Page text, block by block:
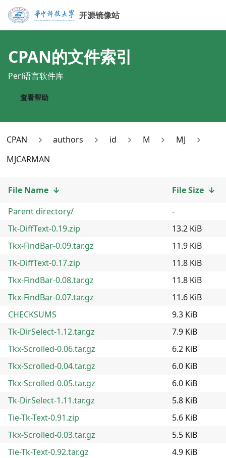
开源镜像站
CPAN的文件索引
Perl语言软件库
查看帮助
CPAN authors id M
MJ
MJCARMAN
File Name ↓ File Size ↓
Parent directory/
-
Tk-DiffText-0.19.zip
13.2 KiB
Tkx-FindBar-0.09.tar.gz
11.9 KiB
Tk-DiffText-0.17.zip
11.8 KiB
Tkx-FindBar-0.08.tar.gz
11.8 KiB
Tkx-FindBar-0.07.tar.gz
11.6 KiB
CHECKSUMS
9.3 KiB
Tk-DirSelect-1.12.tar.gz
7.9 KiB
Tkx-Scrolled-0.06.tar.gz
6.2 KiB
Tkx-Scrolled-0.04.tar.gz
6.0 KiB
Tkx-Scrolled-0.05.tar.gz
6.0 KiB
Tk-DirSelect-1.11.tar.gz
5.8 KiB
Tie-Tk-Text-0.91.zip
5.6 KiB
Tkx-Scrolled-0.03.tar.gz
5.5 KiB
Tie-Tk-Text-0.92.tar.gz
4.9 KiB